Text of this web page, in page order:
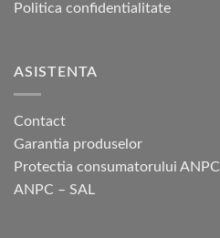
Politica confidentialitate
ASISTENTA
Contact
Garantia produselor
Protectia consumatorului ANPC
ANPC – SAL